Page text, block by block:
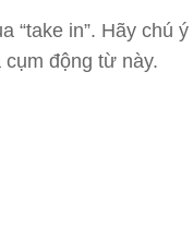
“take in”. Hãy chú ý
động từ này.